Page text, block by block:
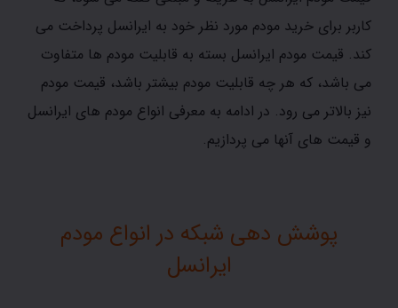
کاربر برای خرید مودم مورد نظر خود به ایرانسل پرداخت می
کند. قیمت مودم ایرانسل بسته به قابلیت مودم ها متفاوت
می باشد، که هر چه قابلیت مودم بیشتر باشد، قیمت مودم
نیز بالاتر می رود. در ادامه به معرفی انواع مودم های ایرانسل
و قیمت های آنها می پردازیم.
پوشش دهی شبکه در انواع مودم
ایرانسل